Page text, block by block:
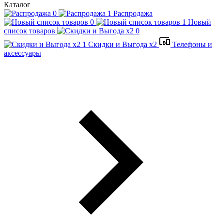
Каталог
Распродажа
Новый
список товаров
Скидки и Выгода x2
Телефоны и
аксессуары